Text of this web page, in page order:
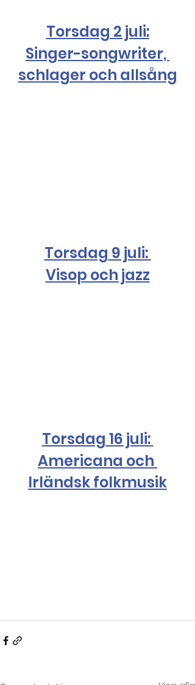
Torsdag 2 juli:
Singer-songwriter,
schlager och allsång
Torsdag 9 juli:
Visop och jazz
Torsdag 16 juli:
Americana och
Irländsk folkmusik